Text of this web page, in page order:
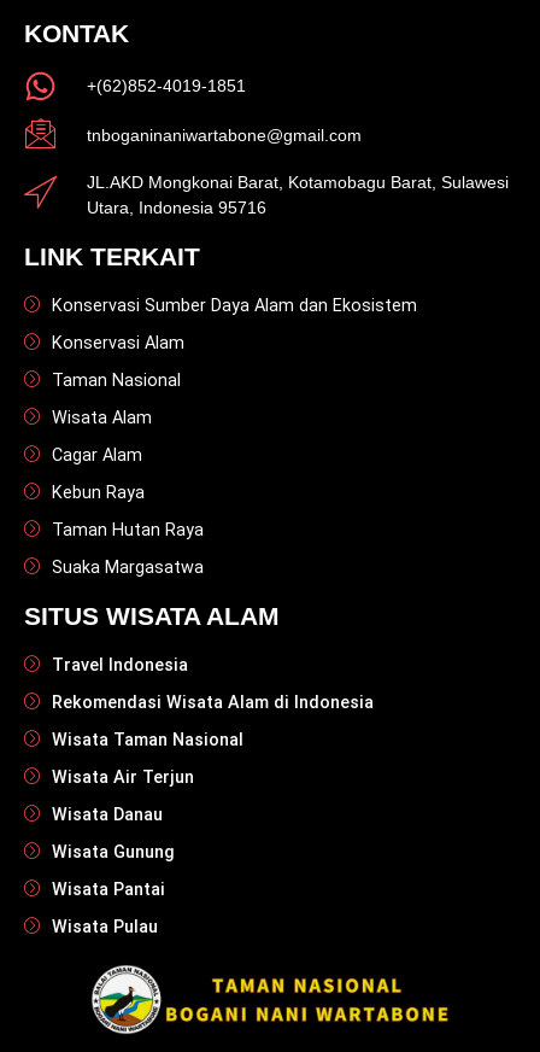
KONTAK
+(62)852-4019-1851
tnboganinaniwartabone@gmail.com
JL.AKD Mongkonai Barat, Kotamobagu Barat, Sulawesi
Utara, Indonesia 95716
LINK TERKAIT
Konservasi Sumber Daya Alam dan Ekosistem
Konservasi Alam
Taman Nasional
Wisata Alam
Cagar Alam
Kebun Raya
Taman Hutan Raya
Suaka Margasatwa
SITUS WISATA ALAM
Travel Indonesia
Rekomendasi Wisata Alam di Indonesia
Wisata Taman Nasional
Wisata Air Terjun
Wisata Danau
Wisata Gunung
Wisata Pantai
Wisata Pulau